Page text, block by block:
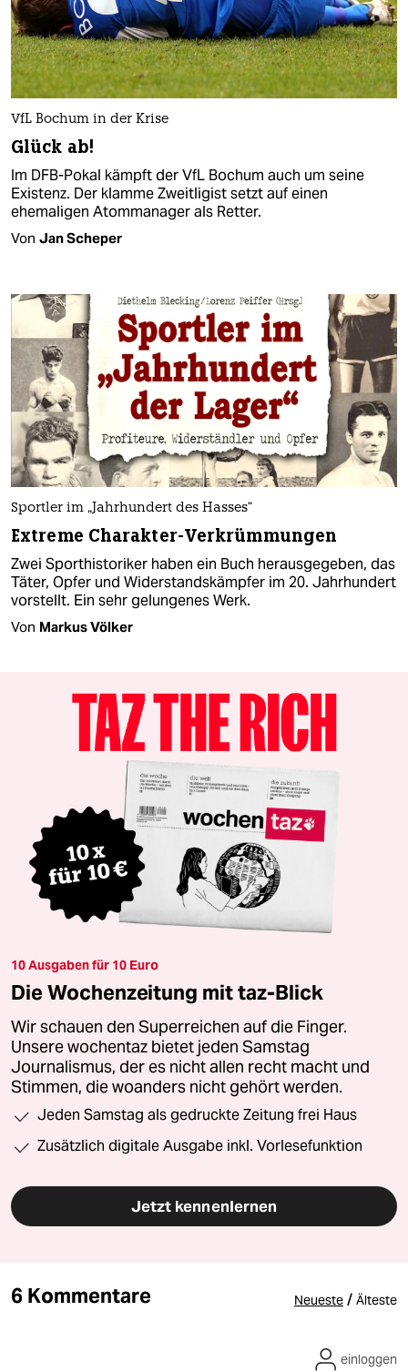
VfL Bochum in der Krise
Glück ab!
Im DFB-Pokal kämpft der VfL Bochum auch um seine
Existenz. Der klamme Zweitligist setzt auf einen
ehemaligen Atommanager als Retter.
Von Jan Scheper
Sportler im „Jahrhundert des Hasses“
Extreme Charakter-Verkrümmungen
Zwei Sporthistoriker haben ein Buch herausgegeben, das
Täter, Opfer und Widerstandskämpfer im 20. Jahrhundert
vorstellt. Ein sehr gelungenes Werk.
Von Markus Völker
10 Ausgaben für 10 Euro
Die Wochenzeitung mit taz-Blick
Wir schauen den Superreichen auf die Finger.
Unsere wochentaz bietet jeden Samstag
Journalismus, der es nicht allen recht macht und
Stimmen, die woanders nicht gehört werden.
Jeden Samstag als gedruckte Zeitung frei Haus
Zusätzlich digitale Ausgabe inkl. Vorlesefunktion
Jetzt kennenlernen
6 Kommentare Neueste / Älteste
einloggen